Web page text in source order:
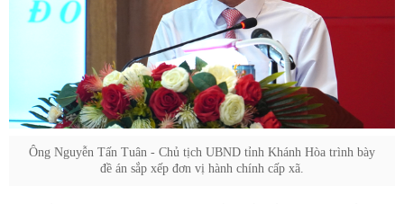
Ông Nguyễn Tấn Tuân - Chủ tịch UBND tỉnh Khánh Hòa trình bày
đề án sắp xếp đơn vị hành chính cấp xã.